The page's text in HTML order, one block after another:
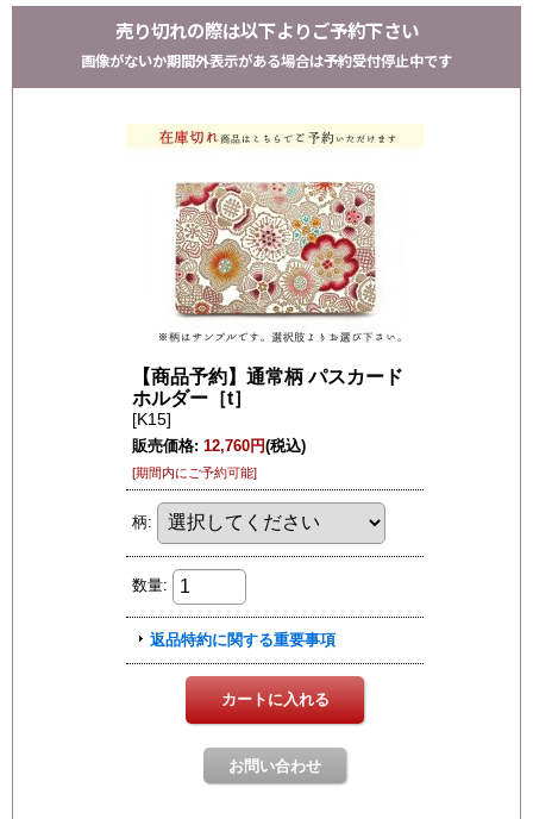
売り切れの際は以下よりご予約下さい
画像がないか期間外表示がある場合は予約受付停止中です